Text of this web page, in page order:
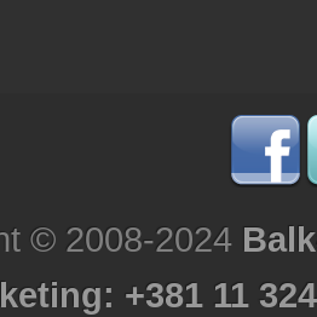
© 2008-2024
+381 11